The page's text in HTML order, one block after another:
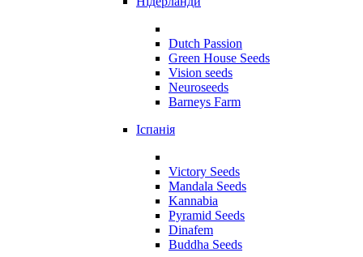
Dutch Passion
Green House Seeds
Vision seeds
Neuroseeds
Barneys Farm
Іспанія
Victory Seeds
Mandala Seeds
Kannabia
Pyramid Seeds
Dinafem
Buddha Seeds